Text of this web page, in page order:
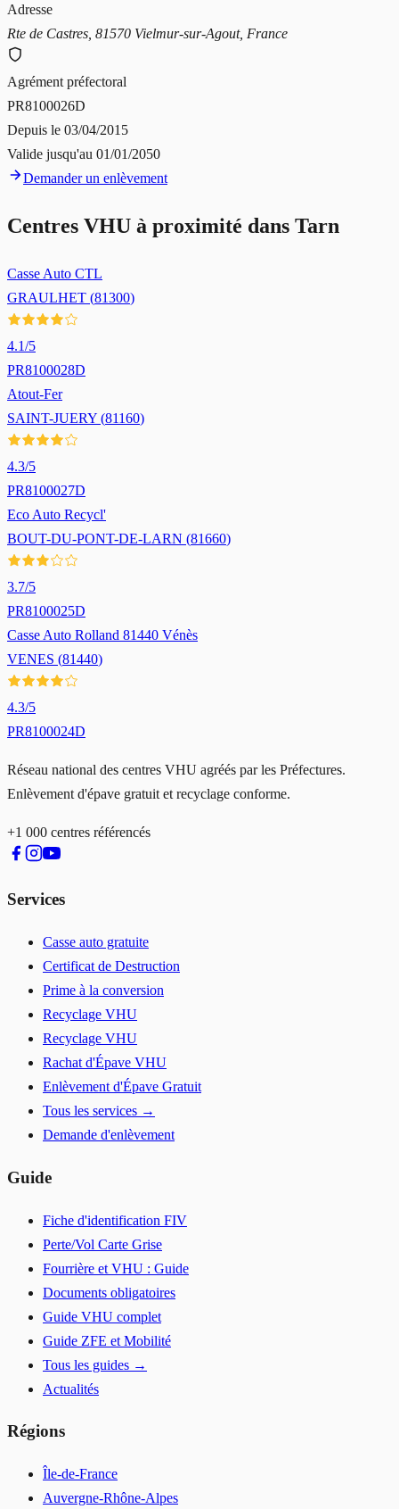
Adresse
Rte de Castres, 81570 Vielmur-sur-Agout, France
Agrément préfectoral
PR8100026D
Depuis le 03/04/2015
Valide jusqu'au 01/01/2050
Demander un enlèvement
Centres VHU à proximité dans Tarn
Casse Auto CTL
GRAULHET (81300)
4.1/5
PR8100028D
Atout-Fer
SAINT-JUERY (81160)
4.3/5
PR8100027D
Eco Auto Recycl'
BOUT-DU-PONT-DE-LARN (81660)
3.7/5
PR8100025D
Casse Auto Rolland 81440 Vénès
VENES (81440)
4.3/5
PR8100024D
Réseau national des centres VHU agréés par les Préfectures.
Enlèvement d'épave gratuit et recyclage conforme.
+1 000 centres référencés
Services
Casse auto gratuite
Certificat de Destruction
Prime à la conversion
Recyclage VHU
Recyclage VHU
Rachat d'Épave VHU
Enlèvement d'Épave Gratuit
Tous les services →
Demande d'enlèvement
Guide
Fiche d'identification FIV
Perte/Vol Carte Grise
Fourrière et VHU : Guide
Documents obligatoires
Guide VHU complet
Guide ZFE et Mobilité
Tous les guides →
Actualités
Régions
Île-de-France
Auvergne-Rhône-Alpes